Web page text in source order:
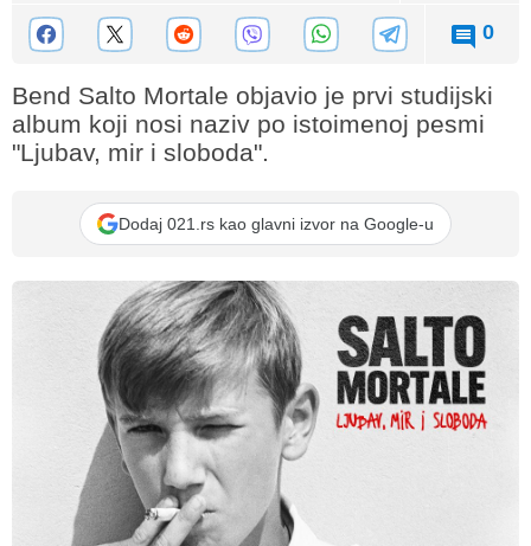
0
Bend Salto Mortale objavio je prvi studijski
album koji nosi naziv po istoimenoj pesmi
"Ljubav, mir i sloboda".
Dodaj 021.rs kao glavni izvor na Google-u